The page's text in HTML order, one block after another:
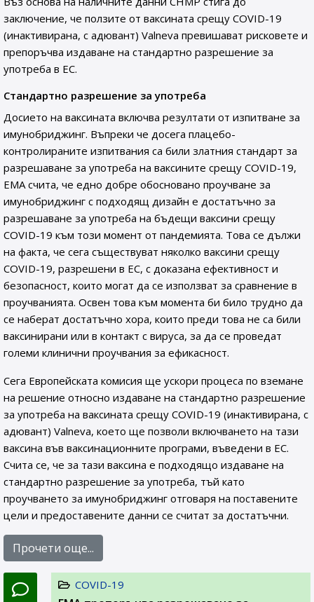
заключение, че ползите от ваксината срещу COVID-19
(инактивирана, с адювант) Valneva превишават рисковете и
препоръчва издаване на стандартно разрешение за
употреба в ЕС.
Стандартно разрешение за употреба
Досието на ваксината включва резултати от изпитване за
имунобриджинг. Въпреки че досега плацебо-
контролираните изпитвания са били златния стандарт за
разрешаване за употреба на ваксините срещу COVID-19,
EMA счита, че едно добре обосновано проучване за
имунобриджинг с подходящ дизайн е достатъчно за
разрешаване за употреба на бъдещи ваксини срещу
COVID-19 към този момент от пандемията. Това се дължи
на факта, че сега съществуват няколко ваксини срещу
COVID-19, разрешени в ЕС, с доказана ефективност и
безопасност, които могат да се използват за сравнение в
проучванията. Освен това към момента би било трудно да
се наберат достатъчно хора, които преди това не са били
ваксинирани или в контакт с вируса, за да се проведат
големи клинични проучвания за ефикасност.
Сега Европейската комисия ще ускори процеса по вземане
на решение относно издаване на стандартно разрешение
за употреба на ваксината срещу COVID-19 (инактивирана, с
адювант) Valneva, което ще позволи включването на тази
ваксина във ваксинационните програми, въведени в ЕС.
Счита се, че за тази ваксина е подходящо издаване на
стандартно разрешение за употреба, тъй като
проучването за имунобриджинг отговаря на поставените
цели и предоставените данни се считат за достатъчни.
Прочети още...
COVID-19